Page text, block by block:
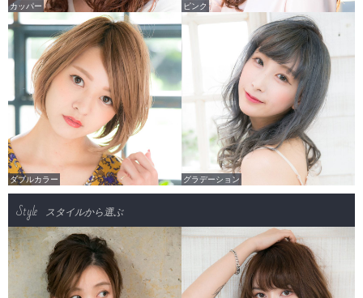
カッパー ピンク
ダブルカラー グラデーション
Style スタイルから選ぶ